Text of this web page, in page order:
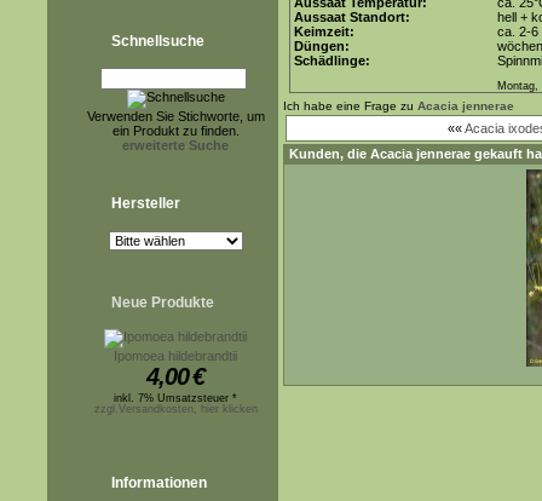
Schnellsuche
Verwenden Sie Stichworte, um
ein Produkt zu finden.
erweiterte Suche
Hersteller
Neue Produkte
Ipomoea hildebrandtii
4,00€
inkl. 7% Umsatzsteuer *
zzgl.Versandkosten, hier klicken
Informationen
Aussaat Standort:
hell +
Keimzeit:
ca. 2-6
Düngen:
Schädlinge:
Montag,
Ich habe eine Frage zu Acacia jennerae
««Acacia
Kunden, die Acacia jennerae gekauft